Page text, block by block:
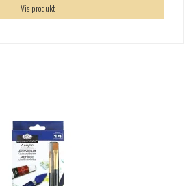
Vis produkt